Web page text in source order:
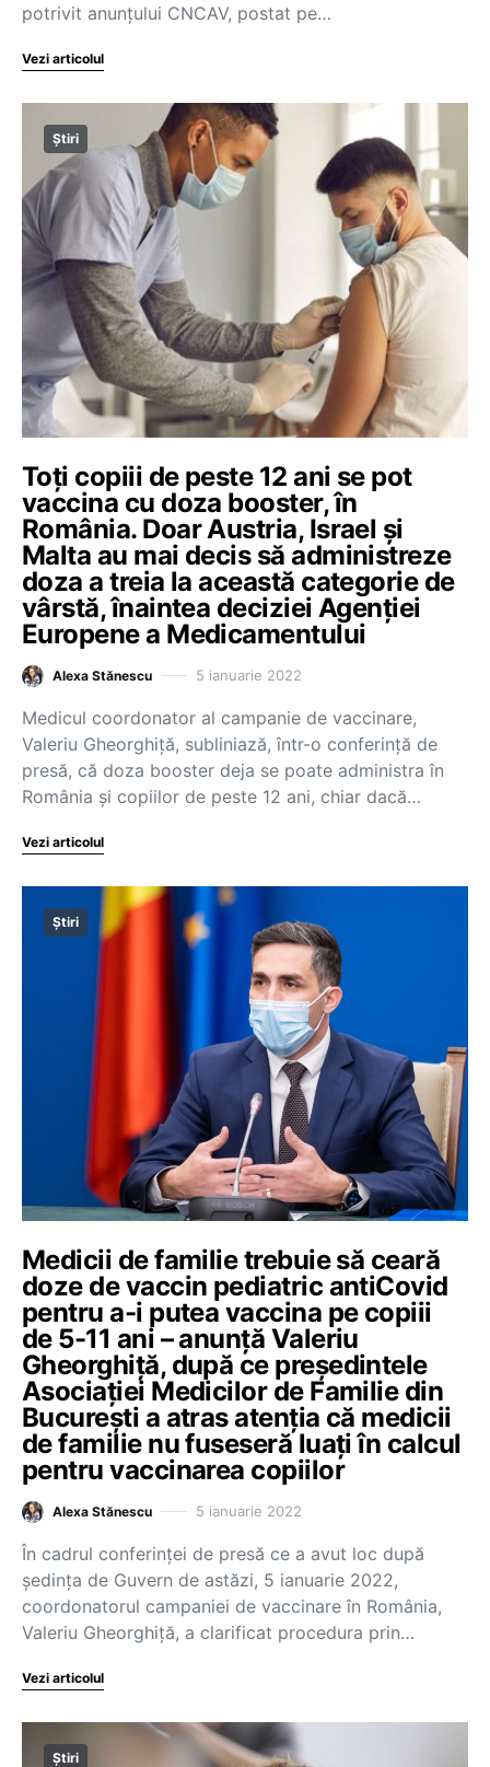
potrivit anunțului CNCAV, postat pe…
Vezi articolul
Știri
Toți copiii de peste 12 ani se pot
vaccina cu doza booster, în
România. Doar Austria, Israel și
Malta au mai decis să administreze
doza a treia la această categorie de
vârstă, înaintea deciziei Agenției
Europene a Medicamentului
Alexa Stănescu 5 ianuarie 2022
Medicul coordonator al campanie de vaccinare,
Valeriu Gheorghiță, subliniază, într-o conferință de
presă, că doza booster deja se poate administra în
România și copiilor de peste 12 ani, chiar dacă…
Vezi articolul
Știri
Medicii de familie trebuie să ceară
doze de vaccin pediatric antiCovid
pentru a-i putea vaccina pe copiii
de 5-11 ani – anunță Valeriu
Gheorghiță, după ce președintele
Asociației Medicilor de Familie din
București a atras atenția că medicii
de familie nu fuseseră luați în calcul
pentru vaccinarea copiilor
Alexa Stănescu 5 ianuarie 2022
În cadrul conferinței de presă ce a avut loc după
ședința de Guvern de astăzi, 5 ianuarie 2022,
coordonatorul campaniei de vaccinare în România,
Valeriu Gheorghiță, a clarificat procedura prin…
Vezi articolul
Știri